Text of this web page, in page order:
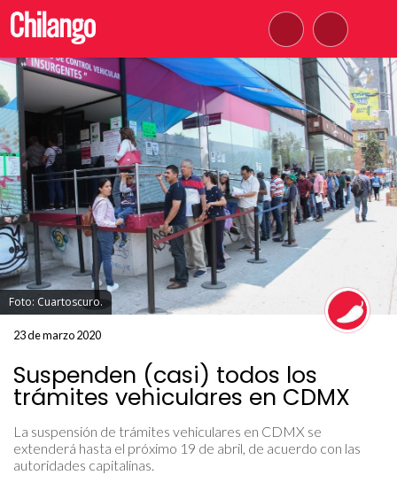
Foto: Cuartoscuro.
23 de marzo 2020
Suspenden (casi) todos los
trámites vehiculares en CDMX
La suspensión de trámites vehiculares en CDMX se
extenderá hasta el próximo 19 de abril, de acuerdo con las
autoridades capitalinas.